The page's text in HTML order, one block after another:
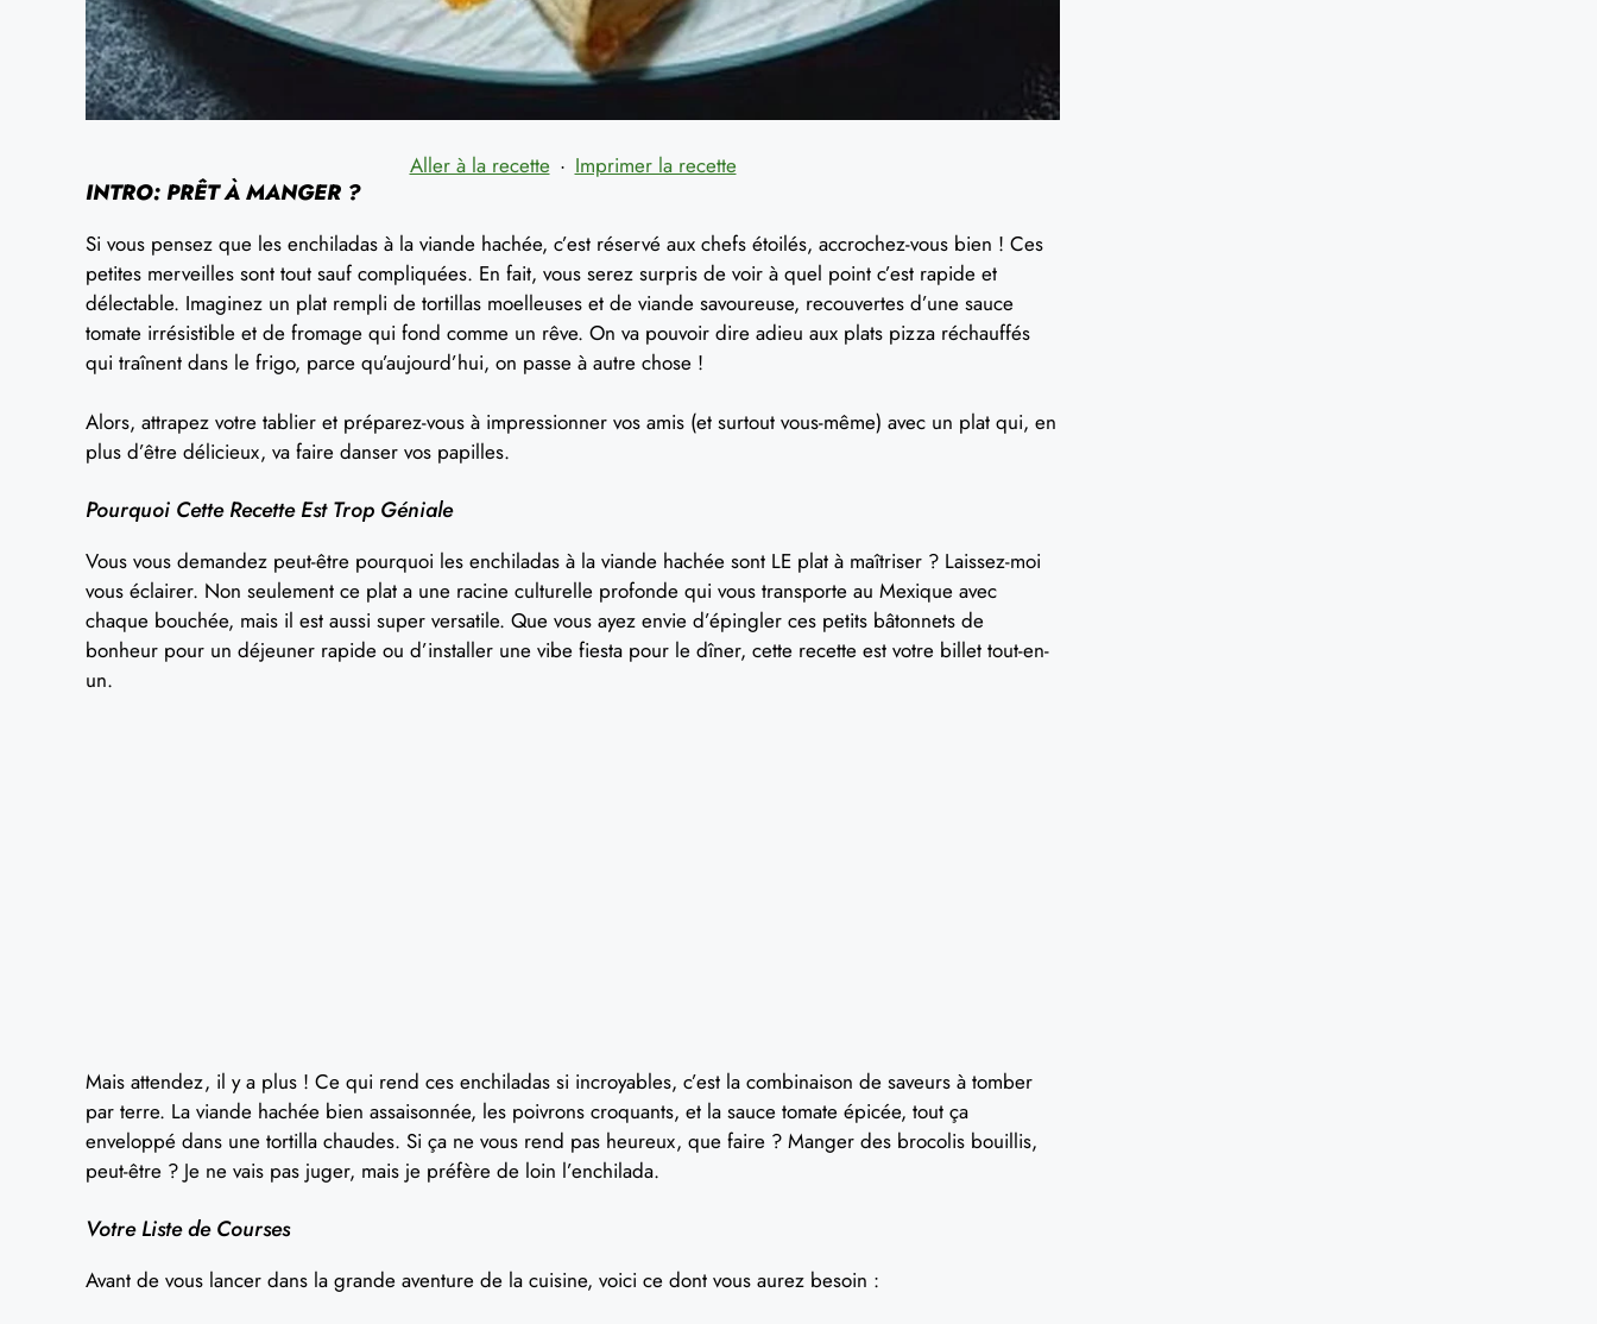
Aller à la recette · Imprimer la recette
INTRO: PRÊT À MANGER ?
Si vous pensez que les enchiladas à la viande hachée, c’est réservé aux chefs étoilés, accrochez-vous bien ! Ces
petites merveilles sont tout sauf compliquées. En fait, vous serez surpris de voir à quel point c’est rapide et
délectable. Imaginez un plat rempli de tortillas moelleuses et de viande savoureuse, recouvertes d’une sauce
tomate irrésistible et de fromage qui fond comme un rêve. On va pouvoir dire adieu aux plats pizza réchauffés
qui traînent dans le frigo, parce qu’aujourd’hui, on passe à autre chose !
Alors, attrapez votre tablier et préparez-vous à impressionner vos amis (et surtout vous-même) avec un plat qui, en
plus d’être délicieux, va faire danser vos papilles.
Pourquoi Cette Recette Est Trop Géniale
Vous vous demandez peut-être pourquoi les enchiladas à la viande hachée sont LE plat à maîtriser ? Laissez-moi
vous éclairer. Non seulement ce plat a une racine culturelle profonde qui vous transporte au Mexique avec
chaque bouchée, mais il est aussi super versatile. Que vous ayez envie d’épingler ces petits bâtonnets de
bonheur pour un déjeuner rapide ou d’installer une vibe fiesta pour le dîner, cette recette est votre billet tout-en-
un.
Mais attendez, il y a plus ! Ce qui rend ces enchiladas si incroyables, c’est la combinaison de saveurs à tomber
par terre. La viande hachée bien assaisonnée, les poivrons croquants, et la sauce tomate épicée, tout ça
enveloppé dans une tortilla chaudes. Si ça ne vous rend pas heureux, que faire ? Manger des brocolis bouillis,
peut-être ? Je ne vais pas juger, mais je préfère de loin l’enchilada.
Votre Liste de Courses
Avant de vous lancer dans la grande aventure de la cuisine, voici ce dont vous aurez besoin :